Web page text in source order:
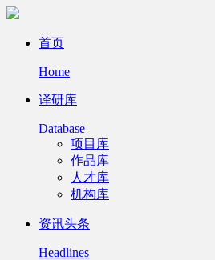
首页
Home
译研库
Database
项目库
作品库
人才库
机构库
资讯头条
Headlines